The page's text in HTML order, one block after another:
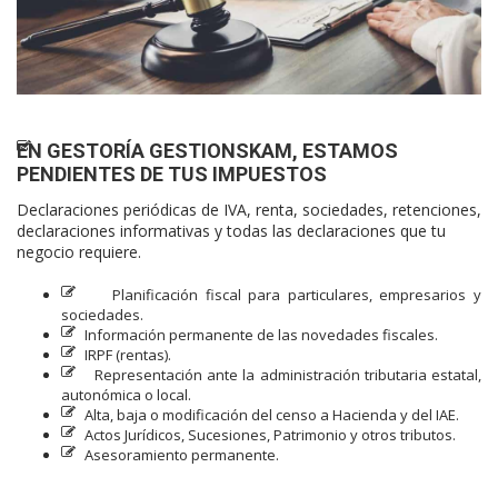
EN GESTORÍA GESTIONSKAM, ESTAMOS
PENDIENTES DE TUS IMPUESTOS
Declaraciones periódicas de IVA, renta, sociedades, retenciones,
declaraciones informativas y todas las declaraciones que tu
negocio requiere.
Planificación fiscal para particulares, empresarios y
sociedades.
Información permanente de las novedades fiscales.
IRPF (rentas).
Representación ante la administración tributaria estatal,
autonómica o local.
Alta, baja o modificación del censo a Hacienda y del IAE.
Actos Jurídicos, Sucesiones, Patrimonio y otros tributos.
Asesoramiento permanente.